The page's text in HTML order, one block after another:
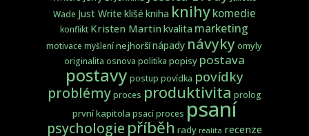
Wade Just Write klišé kniha knihykomedie
konflikt Kristen Martinkvalita marketing
motivace myšlení nejhoršínápady návyky omyly
originalita osnova politika popisy postava
postavy postup povídka povídky
problémyproces produktivita prolog
první kapitola psací proces psaní
psychologie příběh rady realita recenze